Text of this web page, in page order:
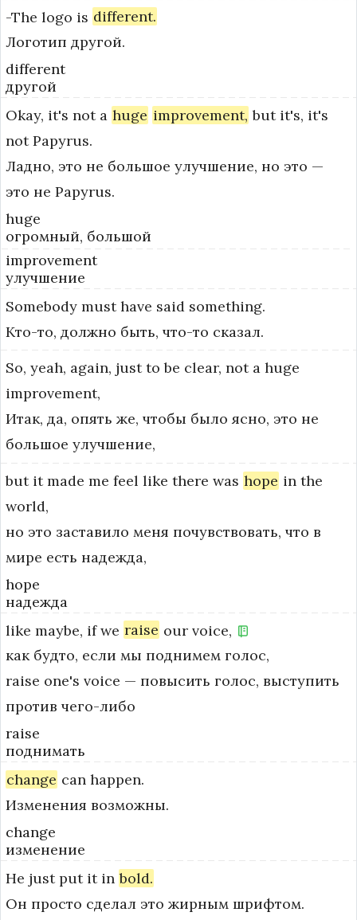
-The logo is different.
Логотип другой.
different
другой
Okay, it's not a huge improvement, but it's, it's
not Papyrus.
Ладно, это не большое улучшение, но это —
это не Papyrus.
huge
огромный, большой
improvement
улучшение
Somebody must have said something.
Кто-то, должно быть, что-то сказал.
So, yeah, again, just to be clear, not a huge
improvement,
Итак, да, опять же, чтобы было ясно, это не
большое улучшение,
but it made me feel like there was hope in the
world,
но это заставило меня почувствовать, что в
мире есть надежда,
hope
надежда
like maybe, if we raise our voice,
как будто, если мы поднимем голос,
raise one's voice — повысить голос, выступить
против чего-либо
raise
поднимать
change can happen.
Изменения возможны.
change
изменение
He just put it in bold.
Он просто сделал это жирным шрифтом.